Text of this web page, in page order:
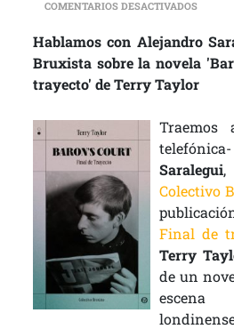
COMENTARIOS DESACTIVADOSEN
Hablamos con Alejandro
Bruxista sobre la novela
trayecto' de Terry Taylor
Traemos
Saralegui,
Colectivo
Final de
Terry
de un